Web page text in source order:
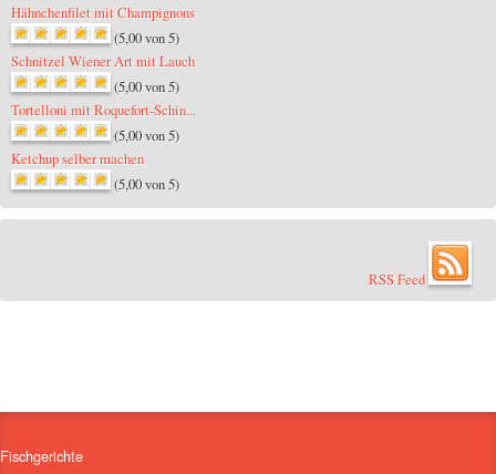
Hähnchenfilet mit Champignons
(5,00 von 5)
Schnitzel Wiener Art mit Lauch
(5,00 von 5)
Tortelloni mit Roquefort-Schin...
(5,00 von 5)
Ketchup selber machen
(5,00 von 5)
RSS Feed
Fischgerichte